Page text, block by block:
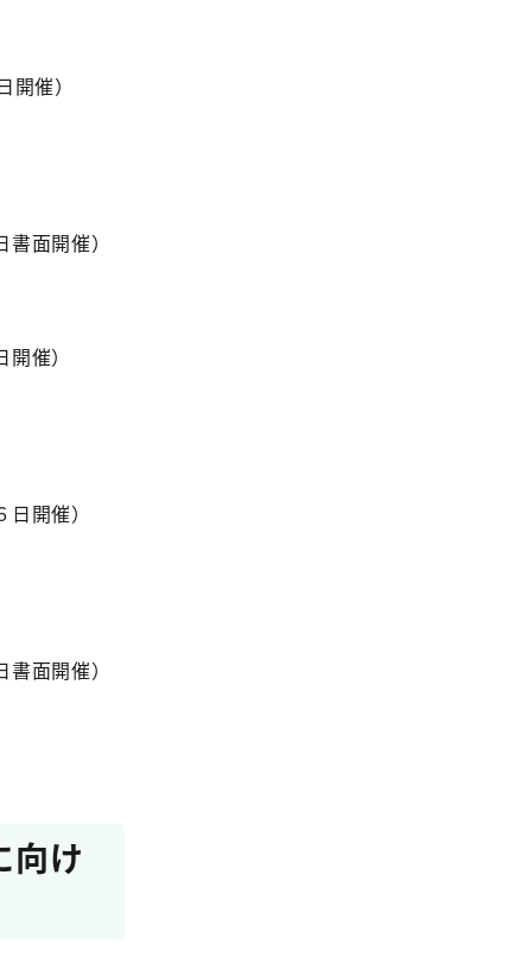
催）
面開催）
催）
開催）
面開催）
向け